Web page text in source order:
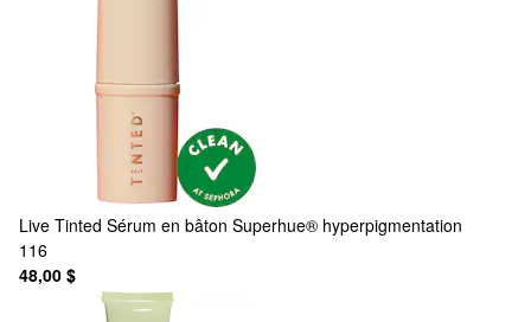
Live Tinted Sérum en bâton Superhue® hyperpigmentation
116
48,00 $